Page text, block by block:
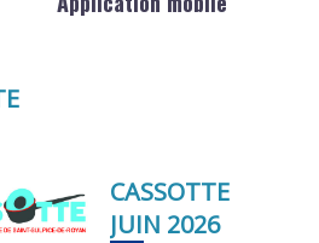
CASSOTTE
JUIN 2026